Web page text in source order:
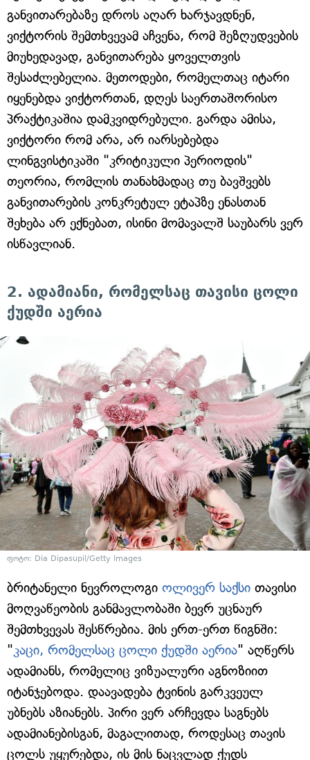
განვითარებაზე დროს აღარ ხარჯავდნენ,
ვიქტორის შემთხვევამ აჩვენა, რომ შეზღუდვების
მიუხედავად, განვითარება ყოველთვის
შესაძლებელია. მეთოდები, რომელთაც იტარი
იყენებდა ვიქტორთან, დღეს საერთაშორისო
პრაქტიკაშია დამკვიდრებული. გარდა ამისა,
ვიქტორი რომ არა, არ იარსებებდა
ლინგვისტიკაში "კრიტიკული პერიოდის"
თეორია, რომლის თანახმადაც თუ ბავშვებს
განვითარების კონკრეტულ ეტაპზე ენასთან
შეხება არ ექნებათ, ისინი მომავალშ საუბარს ვერ
ისწავლიან.
2. ადამიანი, რომელსაც თავისი ცოლი
ქუდში აერია
ფოტო: Dia Dipasupil/Getty Images
ბრიტანელი ნევროლოგი ოლივერ საქსი თავისი
მოღვაწეობის განმავლობაში ბევრ უცნაურ
შემთხვევას შესწრებია. მის ერთ-ერთ წიგნში:
"კაცი, რომელსაც ცოლი ქუდში აერია" აღწერს
ადამიანს, რომელიც ვიზუალური აგნოზიით
იტანჯებოდა. დაავადება ტვინის გარკვეულ
უბნებს აზიანებს. პირი ვერ არჩევდა საგნებს
ადამიანებისგან, მაგალითად, როდესაც თავის
ცოლს უყურებდა, ის მის ნაცვლად ქუდს